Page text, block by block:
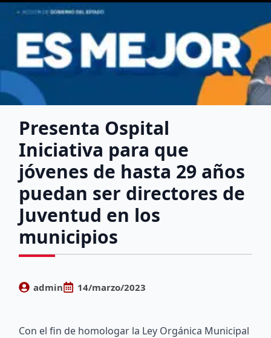
Presenta Ospital
Iniciativa para que
jóvenes de hasta 29 años
puedan ser directores de
Juventud en los
municipios
admin 14/marzo/2023
Con el fin de homologar la Ley Orgánica Municipal